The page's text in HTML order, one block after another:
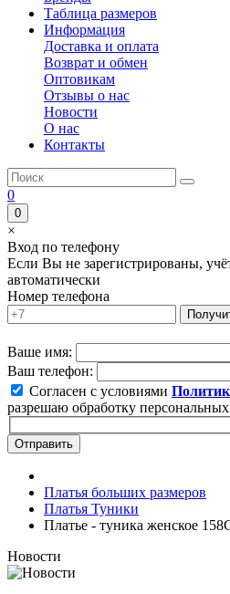
Таблица размеров
Информация
Доставка и оплата
Возврат и обмен
Оптовикам
Отзывы о нас
Новости
О нас
Контакты
0
0
×
Вход по телефону
Если Вы не зарегистрированы,
автоматически
Номер телефона
Ваше имя:
Ваш телефон:
Согласен с условиями
разрешаю обработку
Отправить
Платья больших размеров
Платья Туники
Платье - туника женское
Новости